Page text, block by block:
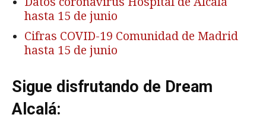
hasta 15 de junio
Cifras COVID-19 Comunidad de Madrid
hasta 15 de junio
Sigue disfrutando de Dream
Alcalá: